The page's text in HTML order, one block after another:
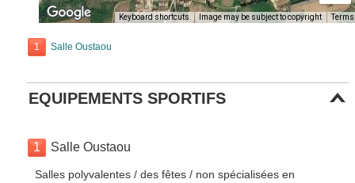
Keyboard shortcuts Image may be subject to copyright Terms
1 Salle Oustaou
EQUIPEMENTS SPORTIFS
1 Salle Oustaou
Salles polyvalentes / des fêtes / non spécialisées en